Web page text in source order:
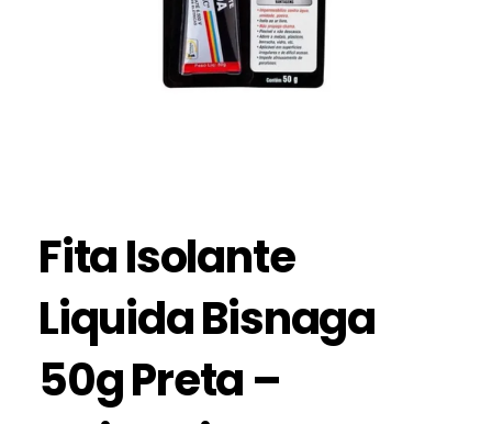
Fita Isolante
Liquida Bisnaga
50g Preta –